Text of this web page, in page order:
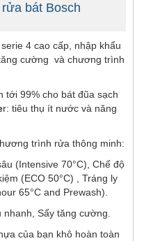
bát Bosch
serie 4 cao cấp, nhập khẩu
cường và chương trình
tới 99% cho bát đũa sạch
r: tiêu thụ ít nước và năng
trình rửa thông minh:
(Intensive 70°C), Chế độ
(ECO 50°C) , Tráng ly
65°C and Prewash).
nhanh, Sấy tăng cường.
của bạn khô hoàn toàn